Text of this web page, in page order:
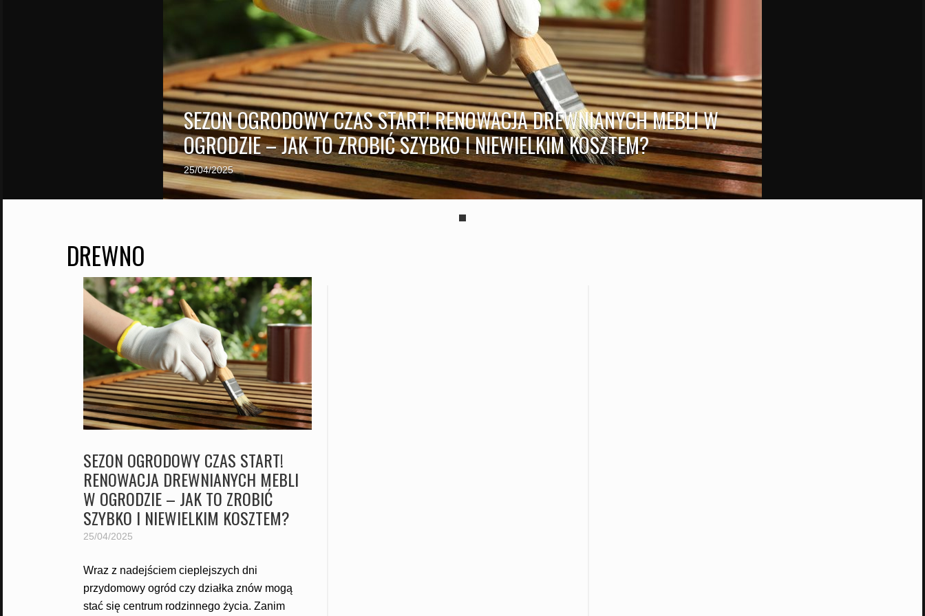
SEZON OGRODOWY CZAS START! RENOWACJA DREWNIANYCH MEBLI W
OGRODZIE – JAK TO ZROBIĆ SZYBKO I NIEWIELKIM KOSZTEM?
25/04/2025
DREWNO
SEZON OGRODOWY CZAS START!
RENOWACJA DREWNIANYCH MEBLI
W OGRODZIE – JAK TO ZROBIĆ
SZYBKO I NIEWIELKIM KOSZTEM?
25/04/2025
Wraz z nadejściem cieplejszych dni
przydomowy ogród czy działka znów mogą
stać się centrum rodzinnego życia. Zanim